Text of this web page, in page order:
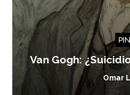
Van Gogh:
Omar